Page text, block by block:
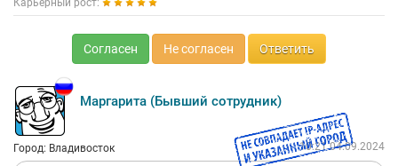
Карьерный рост:
Согласен Не согласен Ответить
Маргарита (Бывший сотрудник)
Город: Владивосток 10:21 04.09.2024